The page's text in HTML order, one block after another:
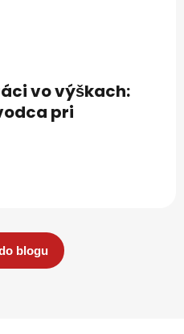
vo výškach:
pri
blogu